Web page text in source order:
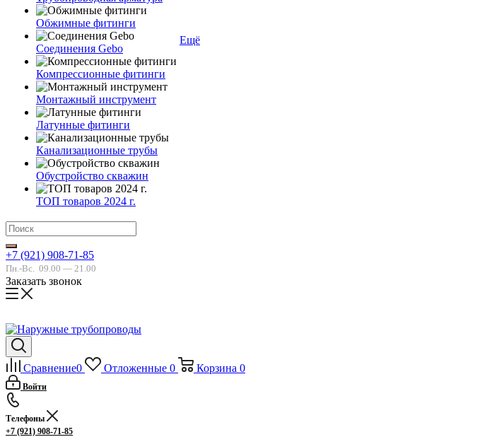
Обжимные фитинги
Соединения Gebo
Компрессионные фитинги
Монтажный инструмент
Латунные фитинги
Канализационные трубы
Обустройство скважин
ТОП товаров 2024 г.
Ещё
+7 (921) 908-71-85
Пн.-Вс. 09.00 — 21.00
Заказать звонок
Сравнение0 Отложенные 0 Корзина 0
Войти
Телефоны
+7 (921) 908-71-85